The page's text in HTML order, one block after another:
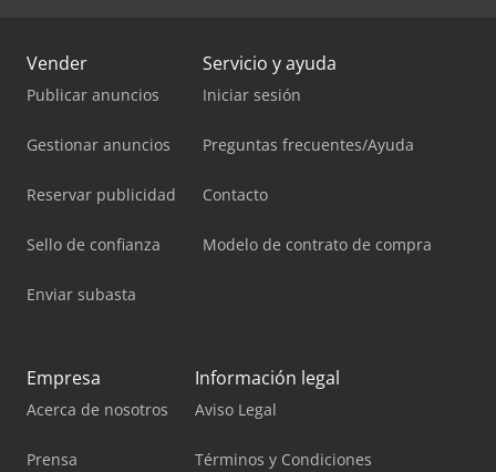
Vender
Publicar anuncios
Gestionar anuncios
Reservar publicidad
Sello de confianza
Enviar subasta
Servicio y ayuda
Iniciar sesión
Preguntas frecuentes/Ayuda
Contacto
Modelo de contrato de compra
Empresa
Acerca de nosotros
Prensa
Información legal
Aviso Legal
Términos y Condiciones